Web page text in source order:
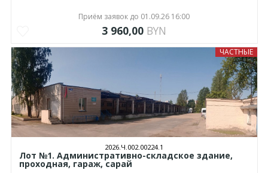
Приём заявок до 01.09.26 16:00
3 960,00 BYN
ЧАСТНЫЕ
2026.Ч.002.00224.1
Лот №1. Административно-складское здание,
проходная, гараж, сарай